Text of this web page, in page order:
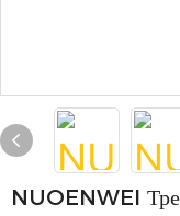
NUOENWEI